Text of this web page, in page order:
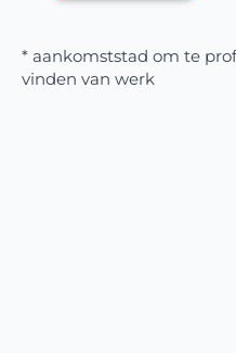
* aankomststad om te
vinden van werk